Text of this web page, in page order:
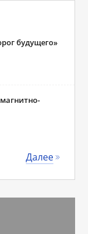
будущего»
Далее